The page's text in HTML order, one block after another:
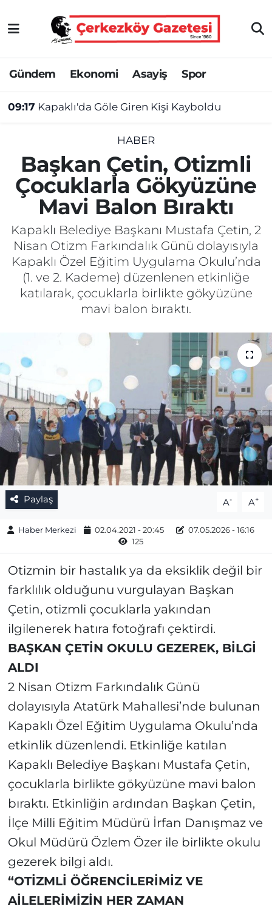
Gündem Ekonomi Asayiş Spor
09:17 Kapaklı'da Göle Giren Kişi Kayboldu
HABER
Başkan Çetin, Otizmli
Çocuklarla Gökyüzüne
Mavi Balon Bıraktı
Kapaklı Belediye Başkanı Mustafa Çetin, 2
Nisan Otizm Farkındalık Günü dolayısıyla
Kapaklı Özel Eğitim Uygulama Okulu’nda
(1. ve 2. Kademe) düzenlenen etkinliğe
katılarak, çocuklarla birlikte gökyüzüne
mavi balon bıraktı.
Paylaş A- A+
Haber Merkezi 02.04.2021 - 20:45
07.05.2026 - 16:16
125
Otizmin bir hastalık ya da eksiklik değil bir
farklılık olduğunu vurgulayan Başkan
Çetin, otizmli çocuklarla yakından
ilgilenerek hatıra fotoğrafı çektirdi.
BAŞKAN ÇETİN OKULU GEZEREK, BİLGİ
ALDI
2 Nisan Otizm Farkındalık Günü
dolayısıyla Atatürk Mahallesi’nde bulunan
Kapaklı Özel Eğitim Uygulama Okulu’nda
etkinlik düzenlendi. Etkinliğe katılan
Kapaklı Belediye Başkanı Mustafa Çetin,
çocuklarla birlikte gökyüzüne mavi balon
bıraktı. Etkinliğin ardından Başkan Çetin,
İlçe Milli Eğitim Müdürü İrfan Danışmaz ve
Okul Müdürü Özlem Özer ile birlikte okulu
gezerek bilgi aldı.
“OTİZMLİ ÖĞRENCİLERİMİZ VE
AİLELERİMİZİN HER ZAMAN
Asayiş
Ekonomi
Gündem
Kültür&Sanat
Manşet
SAĞLIK
Spor
Gizlilik Sözleşmesi
Topluluk Kuralları
Yayın İlkeleri
Tekirdağ Nöbetçi Eczaneler
Tekirdağ Hava Durumu
Tekirdağ Namaz Vakitleri
Tekirdağ Trafik Yoğunluk Haritası
Süper Lig Puan Durumu ve Fikstür
Tüm Manşetler
Son Dakika Haberleri
Haber Arşivi